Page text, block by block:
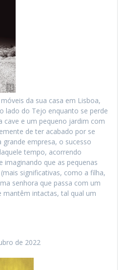
da sua casa em Lisboa,
lado do Tejo enquanto se perde
cave e um pequeno jardim com
de ter acabado por se
empresa, o sucesso
tempo, acorrendo
imaginando que as pequenas
significativas, como a filha,
senhora que passa com um
mantêm intactas, tal qual um
de 2022